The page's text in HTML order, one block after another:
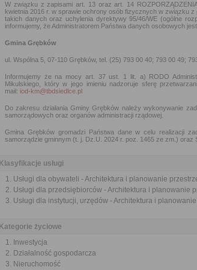
W związku z zapisami art. 13 oraz art. 14
kwietnia 2016 r. w sprawie ochrony osób fizycznych w związku
takich danych oraz uchylenia dyrektywy 95/46/WE (ogólne
informujemy, że Administratorem Państwa danych osobowych
Gmina Grębków
ul. Wspólna 5, 07-110 Grębków, tel. (25) 793 00 40; 793 00 49;
Informujemy że na mocy art. 37 ust. 1 lit. a) RODO
Mikulskiego, który w jego imieniu nadzoruje sferę
mail: iod-km@tbdsiedlce.pl
Do zakresu działania Gminy Grębków należy wykonywanie
samorządowych oraz organów administracji rządowej.
Gmina Grębków gromadzi Państwa dane w celu realizacji
samorządzie gminnym (t. j. Dz.U. 2024 r. poz. 1465 ze zm.) oraz
Klasyfikacje usługi
Usługi dla obywateli - Architektura i planowanie
Usługi dla przedsiębiorców - Architektura i planowanie
Usługi dla instytucji, urzędów - Architektura i
Kategorie życiowe
Inwestycja
Działalność gospodarcza
Nieruchomość